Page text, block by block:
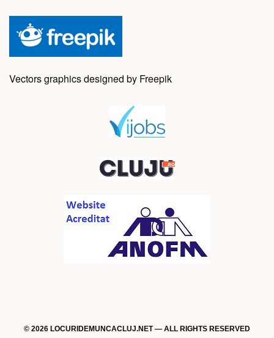
Vectors graphics designed by Freepik
© 2026 LOCURIDEMUNCACLUJ.NET — ALL RIGHTS RESERVED